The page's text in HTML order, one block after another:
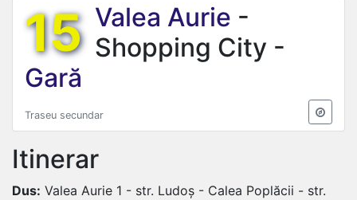
15 Valea Aurie -
Shopping City -
Gară
Traseu secundar
Itinerar
Dus: Valea Aurie 1 - str. Ludoș - Calea Poplăcii - str.